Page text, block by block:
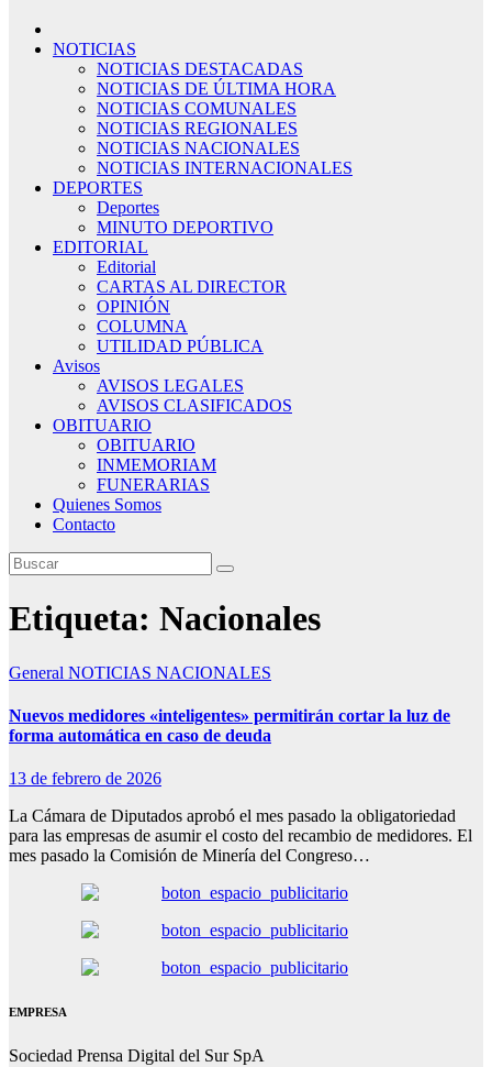
NOTICIAS
NOTICIAS DESTACADAS
NOTICIAS DE ÚLTIMA HORA
NOTICIAS COMUNALES
NOTICIAS REGIONALES
NOTICIAS NACIONALES
NOTICIAS INTERNACIONALES
DEPORTES
Deportes
MINUTO DEPORTIVO
EDITORIAL
Editorial
CARTAS AL DIRECTOR
OPINIÓN
COLUMNA
UTILIDAD PÚBLICA
Avisos
AVISOS LEGALES
AVISOS CLASIFICADOS
OBITUARIO
OBITUARIO
INMEMORIAM
FUNERARIAS
Quienes Somos
Contacto
Etiqueta: Nacionales
General NOTICIAS NACIONALES
Nuevos medidores «inteligentes» permitirán cortar la luz de
forma automática en caso de deuda
13 de febrero de 2026
La Cámara de Diputados aprobó el mes pasado la obligatoriedad
para las empresas de asumir el costo del recambio de medidores. El
mes pasado la Comisión de Minería del Congreso…
EMPRESA
Sociedad Prensa Digital del Sur SpA